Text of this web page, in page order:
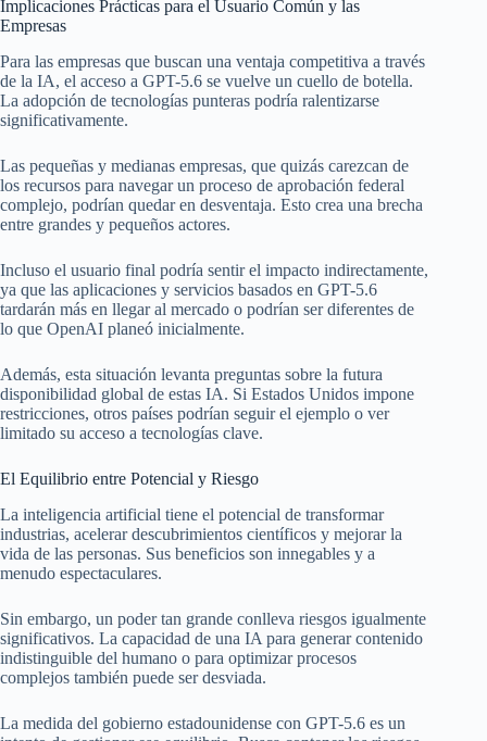
Implicaciones Prácticas para el Usuario Común y las
Empresas
Para las empresas que buscan una ventaja competitiva a través
de la IA, el acceso a GPT-5.6 se vuelve un cuello de botella.
La adopción de tecnologías punteras podría ralentizarse
significativamente.
Las pequeñas y medianas empresas, que quizás carezcan de
los recursos para navegar un proceso de aprobación federal
complejo, podrían quedar en desventaja. Esto crea una brecha
entre grandes y pequeños actores.
Incluso el usuario final podría sentir el impacto indirectamente,
ya que las aplicaciones y servicios basados en GPT-5.6
tardarán más en llegar al mercado o podrían ser diferentes de
lo que OpenAI planeó inicialmente.
Además, esta situación levanta preguntas sobre la futura
disponibilidad global de estas IA. Si Estados Unidos impone
restricciones, otros países podrían seguir el ejemplo o ver
limitado su acceso a tecnologías clave.
El Equilibrio entre Potencial y Riesgo
La inteligencia artificial tiene el potencial de transformar
industrias, acelerar descubrimientos científicos y mejorar la
vida de las personas. Sus beneficios son innegables y a
menudo espectaculares.
Sin embargo, un poder tan grande conlleva riesgos igualmente
significativos. La capacidad de una IA para generar contenido
indistinguible del humano o para optimizar procesos
complejos también puede ser desviada.
La medida del gobierno estadounidense con GPT-5.6 es un